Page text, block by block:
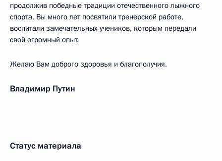
продолжив победные традиции отечественного лыжного
спорта, Вы много лет посвятили тренерской работе,
воспитали замечательных учеников, которым передали
свой огромный опыт.
Желаю Вам доброго здоровья и благополучия.
Владимир Путин
Статус материала